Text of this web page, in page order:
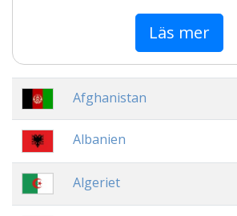
Läs mer
Afghanistan
Albanien
Algeriet